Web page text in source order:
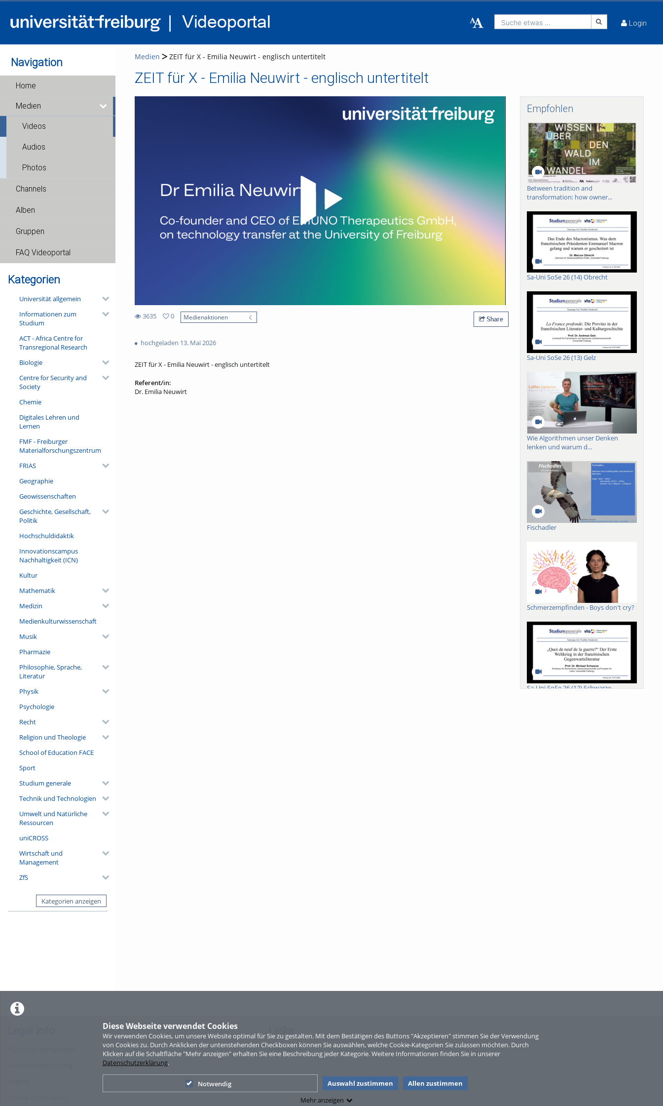
Diese Webseite verwendet Cookies
Wir verwenden Cookies, um unsere Website optimal für Sie zu gestalten. Mit dem Bestätigen des Buttons "Akzeptieren" stimmen Sie der Verwendung
von Cookies zu. Durch Anklicken der untenstehenden Checkboxen können Sie auswählen, welche Cookie-Kategorien Sie zulassen möchten. Durch
Klicken auf die Schaltfläche "Mehr anzeigen" erhalten Sie eine Beschreibung jeder Kategorie. Weitere Informationen finden Sie in unserer
Datenschutzerklärung.
Notwendig Auswahl zustimmen
Allen zustimmen
Mehr anzeigen
Suche etwas ... Login
Navigation
Home
Medien
Videos
Audios
Photos
Channels
Alben
Gruppen
FAQ Videoportal
Kategorien
Universität allgemein
Informationen zum
Studium
ACT - Africa Centre for
Transregional Research
Biologie
Centre for Security and
Society
Chemie
Digitales Lehren und
Lernen
FMF - Freiburger
Materialforschungszentrum
FRIAS
Geographie
Geowissenschaften
Geschichte, Gesellschaft,
Politik
Hochschuldidaktik
Innovationscampus
Nachhaltigkeit (ICN)
Kultur
Mathematik
Medizin
Medienkulturwissenschaft
Musik
Pharmazie
Philosophie, Sprache,
Literatur
Physik
Psychologie
Recht
Religion und Theologie
School of Education FACE
Sport
Studium generale
Technik und Technologien
Umwelt und Natürliche
Ressourcen
uniCROSS
Wirtschaft und
Management
ZfS
Kategorien anzeigen
Medien ZEIT für X - Emilia Neuwirt - englisch untertitelt
ZEIT für X - Emilia Neuwirt - englisch untertitelt
Video abspielen
3635
views
0
Medienaktionen Share
hochgeladen 13. Mai 2026
ZEIT für X - Emilia Neuwirt - englisch untertitelt
Referent/in:
Dr. Emilia Neuwirt
Empfohlen
Between tradition and
transformation: how owner...
Sa-Uni SoSe 26 (14) Obrecht
Sa-Uni SoSe 26 (13) Gelz
Wie Algorithmen unser Denken
lenken und warum d...
Fischadler
Schmerzempfinden - Boys don't cry?
Sa-Uni SoSe 26 (12) Schwarze
Sperber
Links
Sitemap